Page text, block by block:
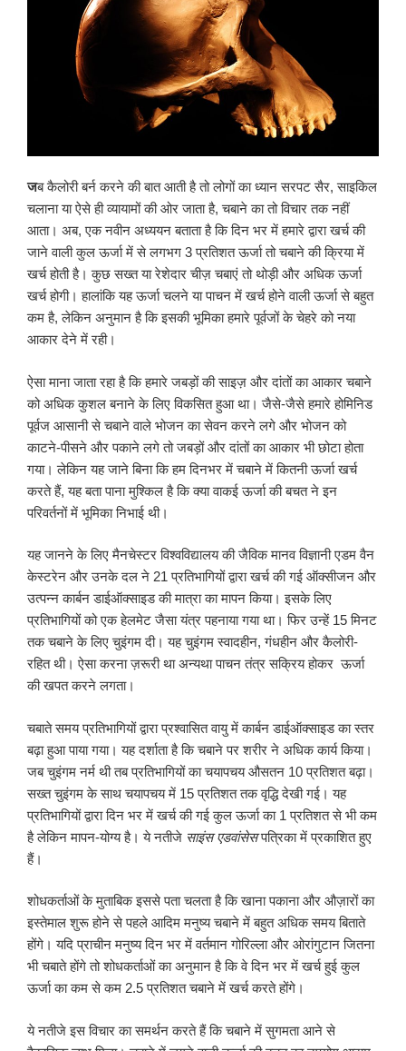
जब कैलोरी बर्न करने की बात आती है तो लोगों का ध्यान सरपट सैर, साइकिल
चलाना या ऐसे ही व्यायामों की ओर जाता है, चबाने का तो विचार तक नहीं
आता। अब, एक नवीन अध्ययन बताता है कि दिन भर में हमारे द्वारा खर्च की
जाने वाली कुल ऊर्जा में से लगभग 3 प्रतिशत ऊर्जा तो चबाने की क्रिया में
खर्च होती है। कुछ सख्त या रेशेदार चीज़ चबाएं तो थोड़ी और अधिक ऊर्जा
खर्च होगी। हालांकि यह ऊर्जा चलने या पाचन में खर्च होने वाली ऊर्जा से बहुत
कम है, लेकिन अनुमान है कि इसकी भूमिका हमारे पूर्वजों के चेहरे को नया
आकार देने में रही।
ऐसा माना जाता रहा है कि हमारे जबड़ों की साइज़ और दांतों का आकार चबाने
को अधिक कुशल बनाने के लिए विकसित हुआ था। जैसे-जैसे हमारे होमिनिड
पूर्वज आसानी से चबाने वाले भोजन का सेवन करने लगे और भोजन को
काटने-पीसने और पकाने लगे तो जबड़ों और दांतों का आकार भी छोटा होता
गया। लेकिन यह जाने बिना कि हम दिनभर में चबाने में कितनी ऊर्जा खर्च
करते हैं, यह बता पाना मुश्किल है कि क्या वाकई ऊर्जा की बचत ने इन
परिवर्तनों में भूमिका निभाई थी।
यह जानने के लिए मैनचेस्टर विश्वविद्यालय की जैविक मानव विज्ञानी एडम वैन
केस्टरेन और उनके दल ने 21 प्रतिभागियों द्वारा खर्च की गई ऑक्सीजन और
उत्पन्न कार्बन डाईऑक्साइड की मात्रा का मापन किया। इसके लिए
प्रतिभागियों को एक हेलमेट जैसा यंत्र पहनाया गया था। फिर उन्हें 15 मिनट
तक चबाने के लिए चुइंगम दी। यह चुइंगम स्वादहीन, गंधहीन और कैलोरी-
रहित थी। ऐसा करना ज़रूरी था अन्यथा पाचन तंत्र सक्रिय होकर ऊर्जा
की खपत करने लगता।
चबाते समय प्रतिभागियों द्वारा प्रश्वासित वायु में कार्बन डाईऑक्साइड का स्तर
बढ़ा हुआ पाया गया। यह दर्शाता है कि चबाने पर शरीर ने अधिक कार्य किया।
जब चुइंगम नर्म थी तब प्रतिभागियों का चयापचय औसतन 10 प्रतिशत बढ़ा।
सख्त चुइंगम के साथ चयापचय में 15 प्रतिशत तक वृद्धि देखी गई। यह
प्रतिभागियों द्वारा दिन भर में खर्च की गई कुल ऊर्जा का 1 प्रतिशत से भी कम
है लेकिन मापन-योग्य है। ये नतीजे साइंस एडवांसेसपत्रिका में प्रकाशित हुए
हैं।
शोधकर्ताओं के मुताबिक इससे पता चलता है कि खाना पकाना और औज़ारों का
इस्तेमाल शुरू होने से पहले आदिम मनुष्य चबाने में बहुत अधिक समय बिताते
होंगे। यदि प्राचीन मनुष्य दिन भर में वर्तमान गोरिल्ला और ओरांगुटान जितना
भी चबाते होंगे तो शोधकर्ताओं का अनुमान है कि वे दिन भर में खर्च हुई कुल
ऊर्जा का कम से कम 2.5 प्रतिशत चबाने में खर्च करते होंगे।
ये नतीजे इस विचार का समर्थन करते हैं कि चबाने में सुगमता आने से